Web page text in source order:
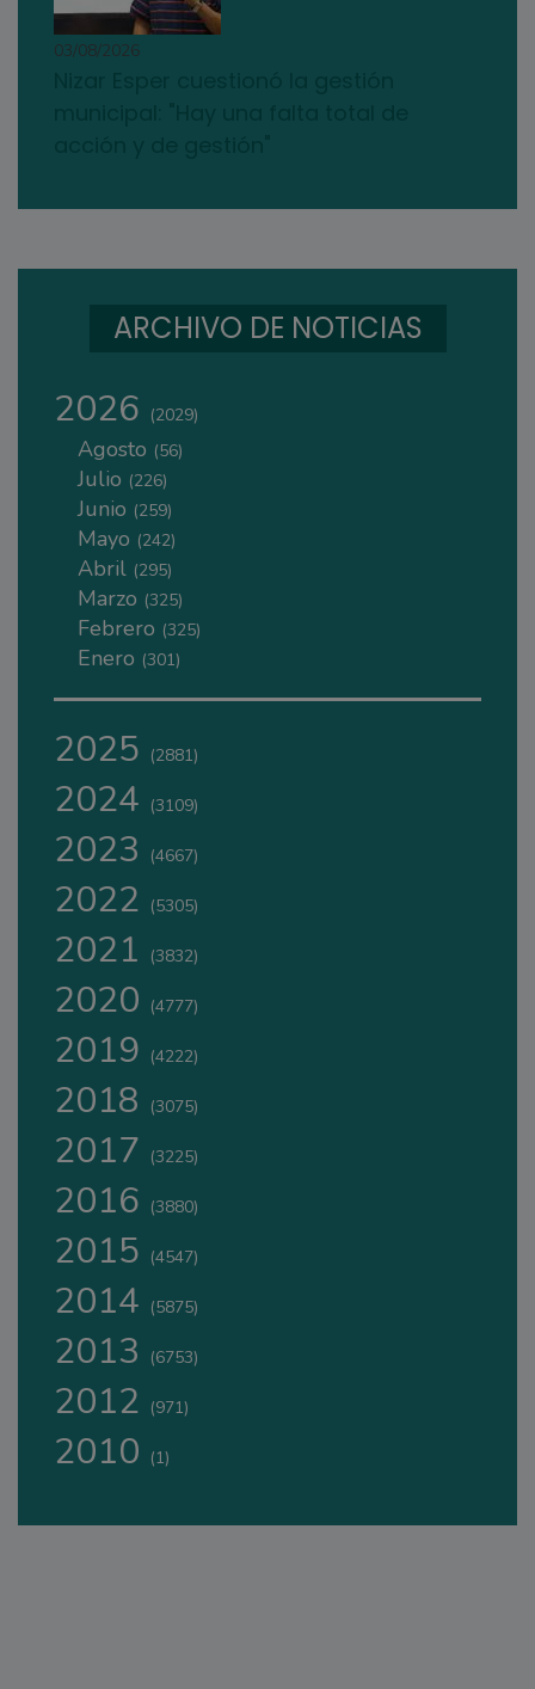
03/08/2026
ARCHIVO DE NOTICIAS
2026 (2029)
Agosto (56)
Julio (226)
Junio (259)
Mayo (242)
Abril (295)
Marzo (325)
Febrero (325)
Enero (301)
2025 (2881)
2024 (3109)
2023 (4667)
2022 (5305)
2021 (3832)
2020 (4777)
2019 (4222)
2018 (3075)
2017 (3225)
2016 (3880)
2015 (4547)
2014 (5875)
2013 (6753)
2012 (971)
2010 (1)